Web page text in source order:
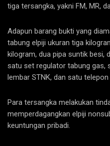
tiga tersangka, yakni FM, MR,
Adapun barang bukti yang
tabung elpiji ukuran tiga
kilogram, dua pipa suntik besi,
satu set regulator tabung gas,
lembar STNK, dan satu telepon
Para tersangka melakukan
memperdagangkan elpiji
keuntungan pribadi.